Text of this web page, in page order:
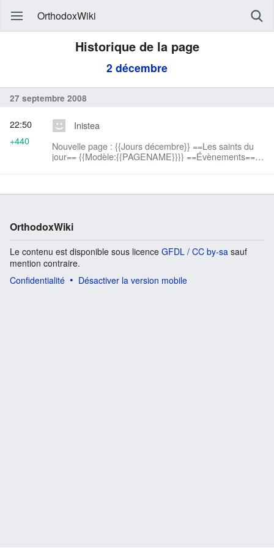
OrthodoxWiki
Historique de la page
2 décembre
27 septembre 2008
Inistea
Nouvelle page : {{Jours décembre}} ==Les saints du
jour== {{Modèle:{{PAGENAME}}}} ==Évènements==
22:50
+440
OrthodoxWiki
Le contenu est disponible sous licence GFDL / CC by-sa sauf
mention contraire.
Confidentialité
Désactiver la version mobile